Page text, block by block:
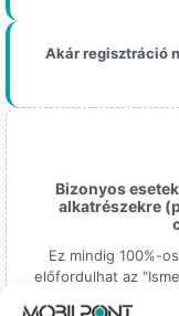
Akár regisztráció
Bizonyos
alkatrészekre
Ez mindig 100%-
előfordulhat az